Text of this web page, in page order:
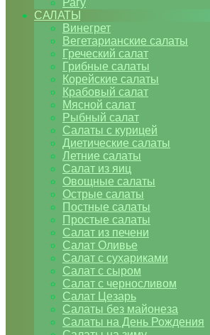
Рагу
САЛАТЫ
Винегрет
Вегетарианские салаты
Греческий салат
Грибные салаты
Корейские салаты
Крабовый салат
Мясной салат
Рыбный салат
Салаты с курицей
Диетические салаты
Летние салаты
Салат из яиц
Овощные салаты
Острые салаты
Постные салаты
Простые салаты
Салат из печени
Салат Оливье
Салат с сухариками
Салат с сыром
Салат с черносливом
Салат Цезарь
Салаты без майонеза
Салаты на День Рождения